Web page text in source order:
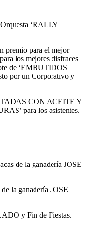
‘RALLY
premio para el mejor
los mejores disfraces
de ‘EMBUTIDOS
por un Corporativo y
CON ACEITE Y
para los asistentes.
de la ganadería JOSE
la ganadería JOSE
y Fin de Fiestas.